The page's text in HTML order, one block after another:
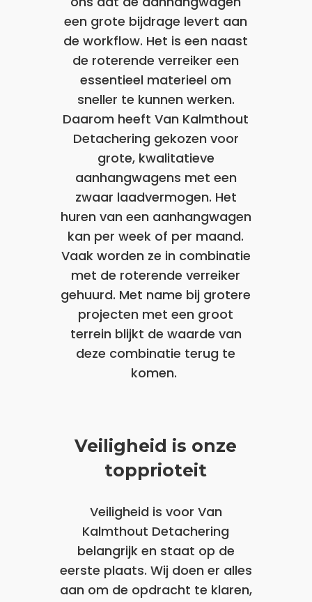
een grote bijdrage levert aan
de workflow. Het is een naast
de roterende verreiker een
essentieel materieel om
sneller te kunnen werken.
Daarom heeft Van Kalmthout
Detachering gekozen voor
grote, kwalitatieve
aanhangwagens met een
zwaar laadvermogen. Het
huren van een aanhangwagen
kan per week of per maand.
Vaak worden ze in combinatie
met de roterende verreiker
gehuurd. Met name bij grotere
projecten met een groot
terrein blijkt de waarde van
deze combinatie terug te
komen.
Veiligheid is onze
topprioteit
Veiligheid is voor Van
Kalmthout Detachering
belangrijk en staat op de
eerste plaats. Wij doen er alles
aan om de opdracht te klaren,